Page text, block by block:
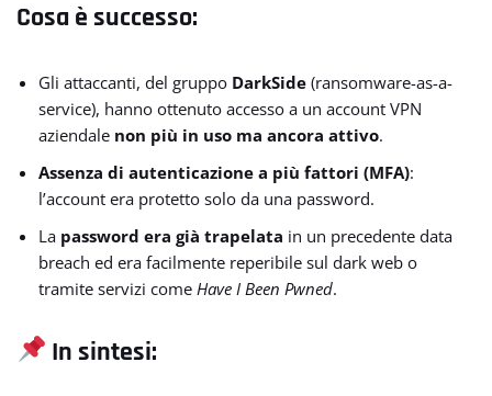
Cosa è successo:
Gli attaccanti, del gruppo DarkSide (ransomware-as-a-
service), hanno ottenuto accesso a un account VPN
aziendale non più in uso ma ancora attivo.
Assenza di autenticazione a più fattori (MFA):
l’account era protetto solo da una password.
La password era già trapelata in un precedente data
breach ed era facilmente reperibile sul dark web o
tramite servizi come Have I Been Pwned.
In sintesi: